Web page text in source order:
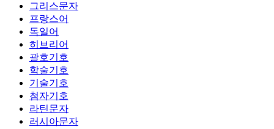
그리스문자
프랑스어
독일어
히브리어
괄호기호
학술기호
기술기호
첨자기호
라틴문자
러시아문자